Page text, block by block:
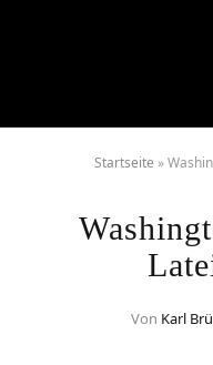
Startseite »
Von Karl